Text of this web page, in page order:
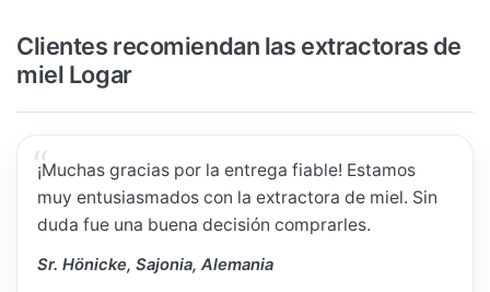
Clientes recomiendan las extractoras de
miel Logar
¡Muchas gracias por la entrega fiable! Estamos
muy entusiasmados con la extractora de miel. Sin
duda fue una buena decisión comprarles.
Sr. Hönicke, Sajonia, Alemania